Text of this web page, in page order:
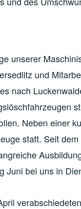
unserer
und
nach
Neben einer
statt. Seit
Juni bei uns in